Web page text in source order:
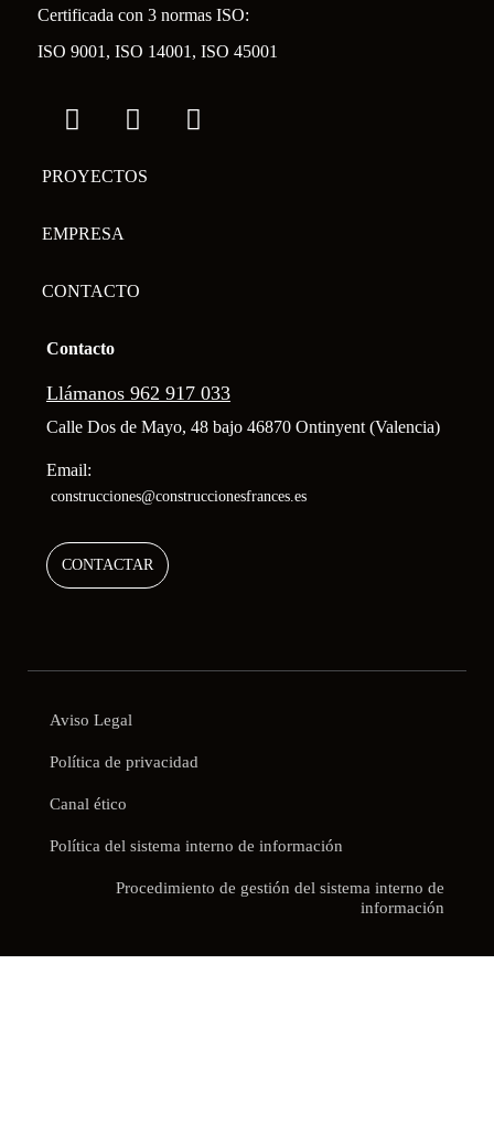
Certificada con 3 normas ISO:
ISO 9001, ISO 14001, ISO 45001
PROYECTOS
EMPRESA
CONTACTO
Contacto
Llámanos 962 917 033
Calle Dos de Mayo, 48 bajo 46870 Ontinyent (Valencia)
Email:
construcciones@construccionesfrances.es
CONTACTAR
Aviso Legal
Política de privacidad
Canal ético
Política del sistema interno de información
Procedimiento de gestión del sistema interno de
información